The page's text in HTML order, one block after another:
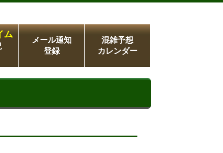
ム
メール通知
登録
混雑予想
カレンダー